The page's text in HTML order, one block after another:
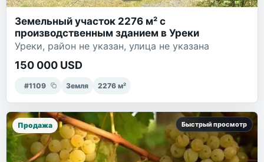
Земельный участок 2276 м² с
производственным зданием в Уреки
Уреки, район не указан, улица не указана
150 000 USD
#1109 Земля 2276 м²
Продажа Быстрый просмотр